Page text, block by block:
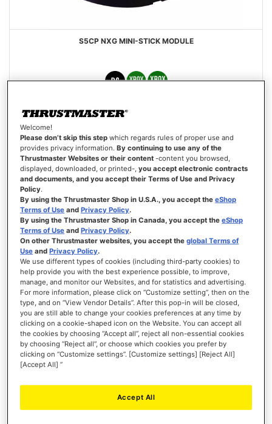
S5CP NXG MINI-STICK MODULE
AJOUTER AU PANIER
AJOUTER
AUX
VOIR
Welcome!
Please don’t skip this step which regards rules of proper use and
provides privacy information.By continuing to use any of the
Thrustmaster Websites or their content -content you browsed,
displayed, downloaded, or printed-,you accept electronic contracts
and documents, and you accept their Terms of Use and Privacy
Policy.
By using the Thrustmaster Shop in U.S.A., you accept theeShop
Terms of Use andPrivacy Policy.
By using the Thrustmaster Shop in Canada, you accept theeShop
Terms of Use andPrivacy Policy.
On other Thrustmaster websites, you accept theglobal Terms of
Use andPrivacy Policy.
We use different types of cookies (including third-party cookies) to
help provide you with the best experience possible, to improve,
manage, and monitor our Websites, and for statistics and advertising.
For more information, please click on “Customize setting”, then on the
type, and on “View Vendor Details”. After this pop-in will be closed,
you are still able to change your cookies preferences at any time by
clicking on a cookie-shaped icon on the Website. You can accept all
the cookies by choosing “Accept all”, reject all non-essential cookies
by choosing “Reject all”, or choose which cookies you prefer by
clicking on “Customize settings”. [Customize settings] [Reject All]
[Accept All] ”
Accept All